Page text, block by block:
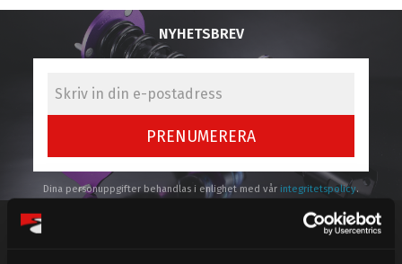
NYHETSBREV
PRENUMERERA
Dina personuppgifter behandlas i enlighet med vår integritetspolicy.